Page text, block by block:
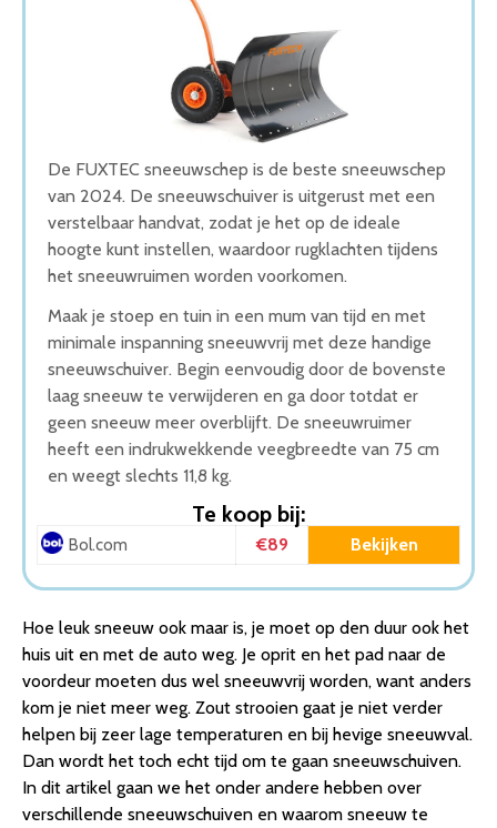
2. Goede Prijs-Kwaliteit Sneeuwschuiver
3. Fijnste Sneeuwschuiver van 2026
4. Beste Budget Sneeuwschuiver van 2026
5. Goede Koop Sneeuwschuiver
De FUXTEC sneeuwschep is de beste sneeuwschep
van 2024. De sneeuwschuiver is uitgerust met een
verstelbaar handvat, zodat je het op de ideale
hoogte kunt instellen, waardoor rugklachten tijdens
het sneeuwruimen worden voorkomen.
Maak je stoep en tuin in een mum van tijd en met
minimale inspanning sneeuwvrij met deze handige
sneeuwschuiver. Begin eenvoudig door de bovenste
laag sneeuw te verwijderen en ga door totdat er
geen sneeuw meer overblijft. De sneeuwruimer
heeft een indrukwekkende veegbreedte van 75 cm
en weegt slechts 11,8 kg.
Te koop bij:
Bol.com €89 Bekijken
Hoe leuk sneeuw ook maar is, je moet op den duur ook het
huis uit en met de auto weg. Je oprit en het pad naar de
voordeur moeten dus wel sneeuwvrij worden, want anders
kom je niet meer weg. Zout strooien gaat je niet verder
helpen bij zeer lage temperaturen en bij hevige sneeuwval.
Dan wordt het toch echt tijd om te gaan sneeuwschuiven.
In dit artikel gaan we het onder andere hebben over
verschillende sneeuwschuiven en waarom sneeuw te